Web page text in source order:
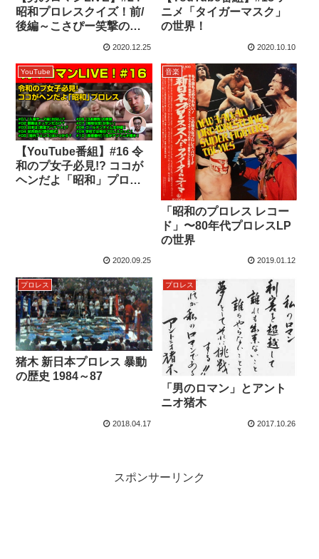
昭和プロレスクイズ！前/
後編～こさぴー笑撃の珍
2020.12.25
ニメ「タイガーマスク」
の世界！
2020.10.10
YouTube
【YouTube番組】#16 令
和のプ女子必見!? ココが
ヘンだよ「昭和」プロレ
2020.09.25
音楽
「昭和のプロレス レコー
ド」〜80年代プロレスLP
の世界
2019.01.12
プロレス
猪木 新日本プロレス 暴動
の歴史 1984～87
2018.04.17
プロレス
「男のロマン」とアント
ニオ猪木
2017.10.26
スポンサーリンク